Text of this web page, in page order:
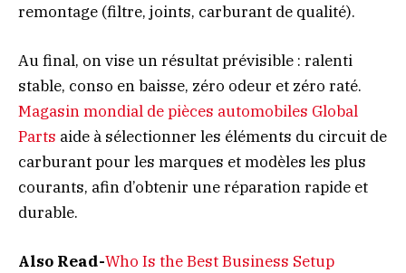
remontage (filtre, joints, carburant de qualité).
Au final, on vise un résultat prévisible : ralenti
stable, conso en baisse, zéro odeur et zéro raté.
Magasin mondial de pièces automobiles Global
Parts aide à sélectionner les éléments du circuit de
carburant pour les marques et modèles les plus
courants, afin d’obtenir une réparation rapide et
durable.
Also Read-Who Is the Best Business Setup